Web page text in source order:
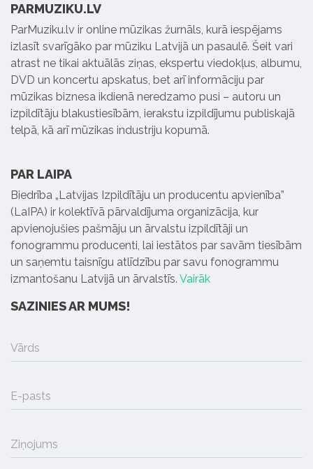
PARMUZIKU.LV
ParMuziku.lv ir online mūzikas žurnāls, kurā iespējams
izlasīt svarīgāko par mūziku Latvijā un pasaulē. Šeit vari
atrast ne tikai aktuālās ziņas, ekspertu viedokļus, albumu,
DVD un koncertu apskatus, bet arī informāciju par
mūzikas biznesa ikdienā neredzamo pusi – autoru un
izpildītāju blakustiesībām, ierakstu izpildījumu publiskajā
telpā, kā arī mūzikas industriju kopumā.
PAR LAIPA
Biedrība „Latvijas Izpildītāju un producentu apvienība”
(LaIPA) ir kolektīvā pārvaldījuma organizācija, kur
apvienojušies pašmāju un ārvalstu izpildītāji un
fonogrammu producenti, lai iestātos par savām tiesībām
un saņemtu taisnīgu atlīdzību par savu fonogrammu
izmantošanu Latvijā un ārvalstīs. Vairāk
SAZINIES AR MUMS!
Vārds
E-pasts
Ziņojums